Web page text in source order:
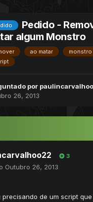
Pedido -
algum Monstro
ao matar monstro
por
26, 2013
3
Outubro 26, 2013
precisando de um script